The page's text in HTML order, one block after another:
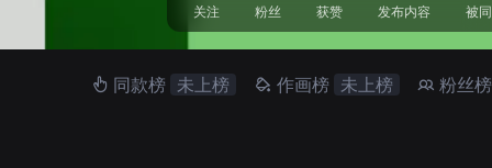
关注 粉丝 获赞 发布内容 被
同款榜 未上榜 作画榜 未上榜 粉丝榜